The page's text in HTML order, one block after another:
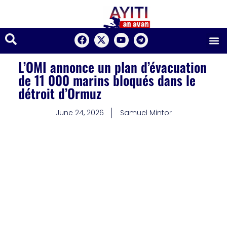
L’OMI annonce un plan d’évacuation
de 11 000 marins bloqués dans le
détroit d’Ormuz
June 24, 2026 Samuel Mintor